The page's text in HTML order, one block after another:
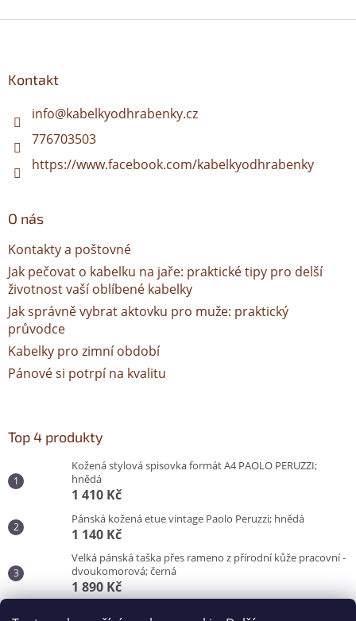
Kontakt
info@kabelkyodhrabenky.cz
776703503
https://www.facebook.com/kabelkyodhrabenky
O nás
Kontakty a poštovné
Jak pečovat o kabelku na jaře: praktické tipy pro delší
životnost vaší oblíbené kabelky
Jak správně vybrat aktovku pro muže: praktický
průvodce
Kabelky pro zimní období
Pánové si potrpí na kvalitu
Top 4 produkty
Kožená stylová spisovka formát A4 PAOLO PERUZZI;
hnědá
1 410 Kč
Pánská kožená etue vintage Paolo Peruzzi; hnědá
1 140 Kč
Velká pánská taška přes rameno z přírodní kůže pracovní -
dvoukomorová; černá
1 890 Kč